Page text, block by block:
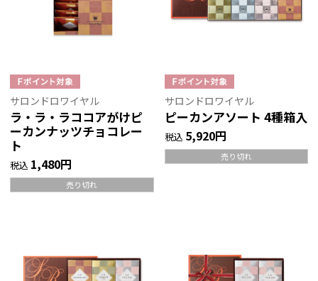
サロンドロワイヤル
ラ・ラ・ラココアがけピ
ーカンナッツチョコレー
ト
税込 1,480円
売り切れ
サロンドロワイヤル
ピーカンアソート 4種箱入
税込 5,920円
売り切れ